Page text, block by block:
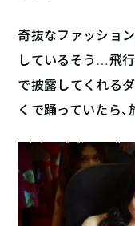
奇抜なファッショ
しているそう…飛
で披露してくれる
くで踊っていたら